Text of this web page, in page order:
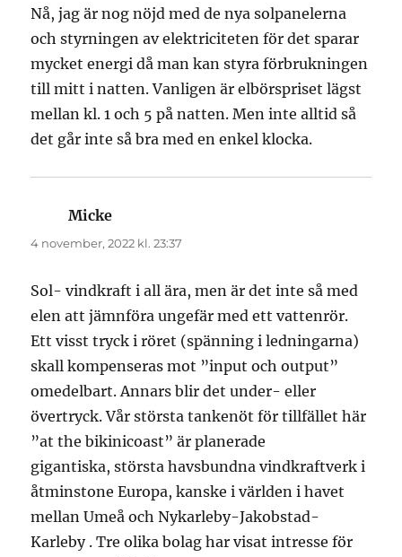
Nå, jag är nog nöjd med de nya solpanelerna
och styrningen av elektriciteten för det sparar
mycket energi då man kan styra förbrukningen
till mitt i natten. Vanligen är elbörspriset lägst
mellan kl. 1 och 5 på natten. Men inte alltid så
det går inte så bra med en enkel klocka.
Micke
4 november, 2022 kl. 23:37
Sol- vindkraft i all ära, men är det inte så med
elen att jämnföra ungefär med ett vattenrör.
Ett visst tryck i röret (spänning i ledningarna)
skall kompenseras mot ”input och output”
omedelbart. Annars blir det under- eller
övertryck. Vår största tankenöt för tillfället här
”at the bikinicoast” är planerade
gigantiska, största havsbundna vindkraftverk i
åtminstone Europa, kanske i världen i havet
mellan Umeå och Nykarleby-Jakobstad-
Karleby . Tre olika bolag har visat intresse för